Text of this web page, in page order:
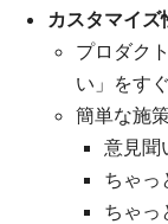
カスタマイズ
プロダク
い」をす
簡単な施
意見聞
ちゃっ
ちゃっ